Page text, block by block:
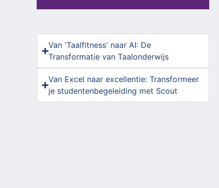
Van 'Taalfitness' naar AI: De
Transformatie van Taalonderwijs
Van Excel naar excellentie: Transformeer
je studentenbegeleiding met Scout